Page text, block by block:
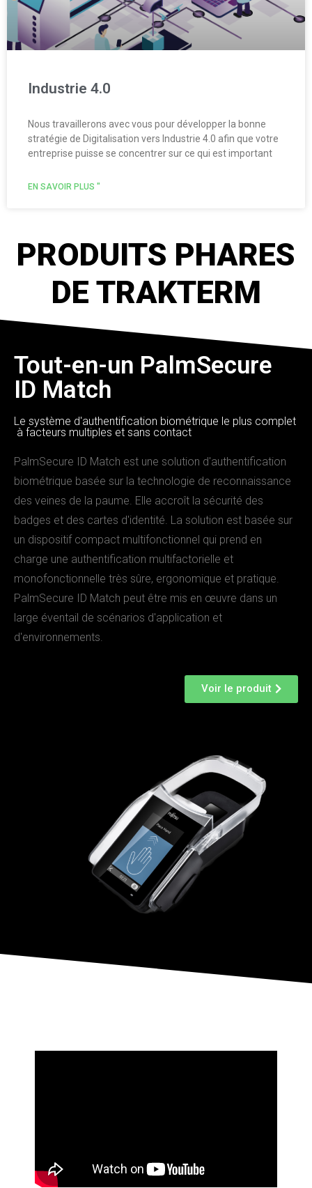
Industrie 4.0
Nous travaillerons avec vous pour développer la bonne
stratégie de Digitalisation vers Industrie 4.0 afin que votre
entreprise puisse se concentrer sur ce qui est important
EN SAVOIR PLUS "
PRODUITS PHARES
DE TRAKTERM
Tout-en-un PalmSecure
ID Match
Le système d'authentification biométrique le plus complet
à facteurs multiples et sans contact
PalmSecure ID Match est une solution d'authentification
biométrique basée sur la technologie de reconnaissance
des veines de la paume. Elle accroît la sécurité des
badges et des cartes d'identité. La solution est basée sur
un dispositif compact multifonctionnel qui prend en
charge une authentification multifactorielle et
monofonctionnelle très sûre, ergonomique et pratique.
PalmSecure ID Match peut être mis en œuvre dans un
large éventail de scénarios d'application et
d'environnements.
Voir le produit